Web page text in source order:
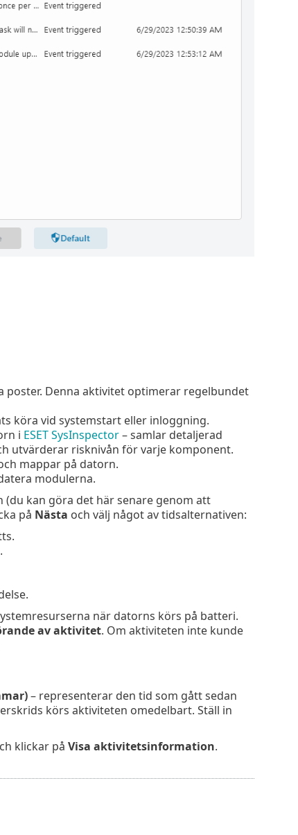
Denna aktivitet optimerar regelbundet
köra vid systemstart eller inloggning.
i ESET SysInspector– samlar detaljerad
utvärderar risknivån för varje komponent.
mappar på datorn.
modulerna.
(du kan göra det här senare genom att
på Nästa och välj något av tidsalternativen:
när datorns körs på batteri.
av aktivitet. Om aktiviteten inte kunde
– representerar den tid som gått sedan
körs aktiviteten omedelbart. Ställ in
klickar på Visa aktivitetsinformation.